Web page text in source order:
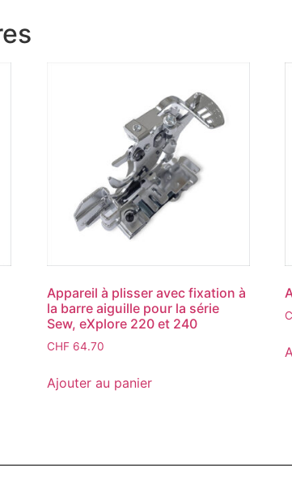
Appareil à plisser avec fixation à
la barre aiguille pour la série
Sew, eXplore 220 et 240
CHF64.70
Ajouter au panier